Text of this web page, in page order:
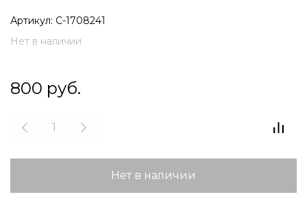
Артикул: С-1708241
Нет в наличии
800 руб.
Нет в наличии